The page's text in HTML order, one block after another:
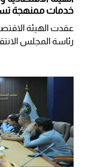
خدمات ممنهجة
عقدت الهيئة
رئاسة المجلس